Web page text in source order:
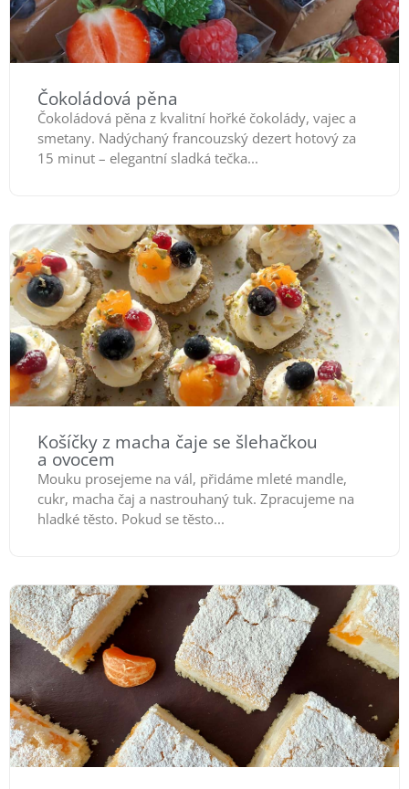
Čokoládová pěna
Čokoládová pěna z kvalitní hořké čokolády, vajec a
smetany. Nadýchaný francouzský dezert hotový za
15 minut – elegantní sladká tečka...
Košíčky z macha čaje se šlehačkou
a ovocem
Mouku prosejeme na vál, přidáme mleté mandle,
cukr, macha čaj a nastrouhaný tuk. Zpracujeme na
hladké těsto. Pokud se těsto...